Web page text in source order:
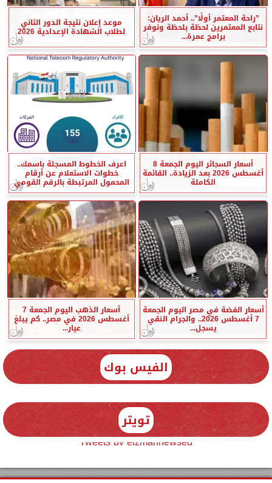
”راحة المعتمر أولًا”.. أحمد الريان:
نتابع المعتمرين لحظة بلحظة ونوفر
برامج عمرة...
موعد إعلان نتيجة الدور الثاني
لطلاب الشهادة الإعدادية 2026
أسعار السجائر اليوم الجمعة 8
أغسطس 2026 بعد الزيادة.. القائمة
الكاملة
اعرف الخطوط المسجلة باسمك..
خطوات الاستعلام عن أرقام
المحمول المرتبطة بالرقم القومي
أسعار الفضة في مصر اليوم الجمعة
7 أغسطس 2026.. والجرام النقي
يسجل...
أسعار الذهب اليوم الجمعة 7
أغسطس 2026 في مصر.. كم يبلغ
عيار...
الفيس بوك
تويتر
Tweets by elzmannewseg